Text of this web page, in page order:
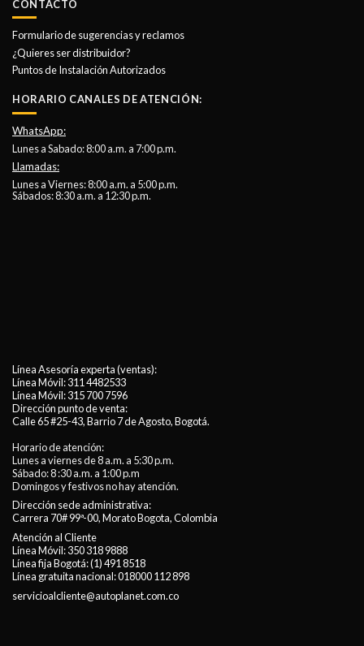
CONTACTO
Formulario de sugerencias y reclamos
¿Quieres ser distribuidor?
Puntos de Instalación Autorizados
HORARIO CANALES DE ATENCIÓN:
WhatsApp:
Lunes a Sabado: 8:00 a.m. a 7:00 p.m.
Llamadas:
Lunes a Viernes: 8:00 a.m. a 5:00 p.m.
Sábados: 8:30 a.m. a 12:30 p.m.
Línea Asesoría experta (ventas):
Línea Móvil:311 4482533
Línea Móvil:315 700 7596
Dirección punto de venta:
Calle 65 #25-43, Barrio 7 de Agosto, Bogotá.
Horario de atención:
Lunes a viernes de 8 a.m. a 5:30 p.m.
Sábado: 8 :30 a.m. a 1:00 p.m
Domingos y festivos no hay atención.
Dirección sede administrativa:
Carrera 70# 99ª-00, Morato Bogota, Colombia
Atención al Cliente
Línea Móvil:350 318 9888
Línea fija Bogotá:(1) 491 8518
Línea gratuita nacional:018000 112 898
servicioalcliente@autoplanet.com.co